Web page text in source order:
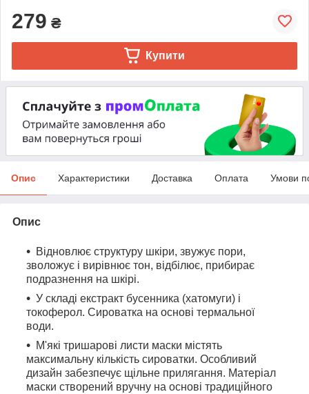
279 ₴
Купити
Опис Характеристики Доставка Оплата Умови
Опис
Відновлює структуру шкіри, звужує пори,
зволожує і вирівнює тон, відбілює, прибирає
подразнення на шкірі.
У складі екстракт бусенника (хатомуги) і
токоферол. Сироватка на основі термальної
води.
М'які тришарові листи маски містять
максимальну кількість сироватки. Особливий
дизайн забезпечує щільне прилягання. Матеріал
маски створений вручну на основі традиційного